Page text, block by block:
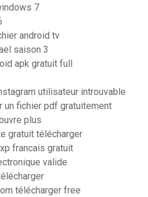
7
android tv
saison 3
apk gratuit full
utilisateur introuvable
un fichier pdf gratuitement
plus
gratuit télécharger
francais gratuit
valide
télécharger free